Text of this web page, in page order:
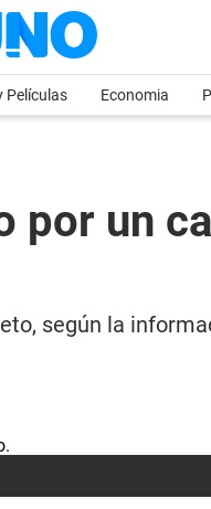
Películas Economia
un
según la